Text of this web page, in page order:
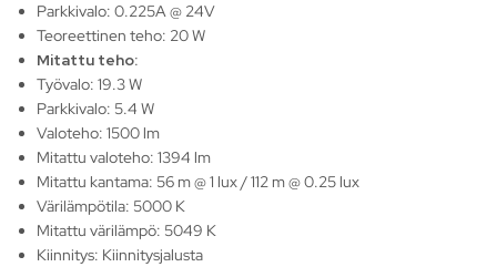
Parkkivalo: 0.225A @ 24V
Teoreettinen teho: 20 W
Mitattu teho:
Työvalo: 19.3 W
Parkkivalo: 5.4 W
Valoteho: 1500 lm
Mitattu valoteho: 1394 lm
Mitattu kantama: 56 m @ 1 lux / 112 m @ 0.25 lux
Värilämpötila: 5000 K
Mitattu värilämpö: 5049 K
Kiinnitys: Kiinnitysjalusta